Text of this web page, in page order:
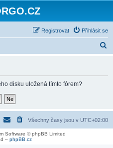
Přihlásit se
Registrovat
disku uložená tímto fórem?
Všechny časy jsou v UTC+02:00
Software © phpBB Limited
– phpBB.cz